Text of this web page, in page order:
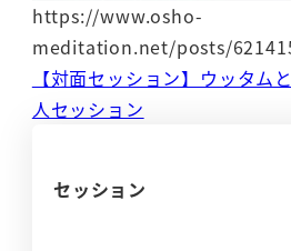
https://www.osho-
meditation.net/posts/
【対面セッション】ウッタム
人セッション
セッション